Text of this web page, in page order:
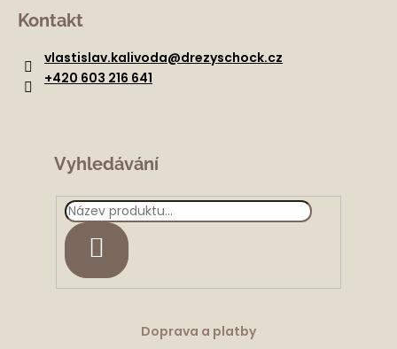
Kontakt
vlastislav.kalivoda@drezyschock.cz
+420 603 216 641
Vyhledávání
HLEDAT
Doprava a platby